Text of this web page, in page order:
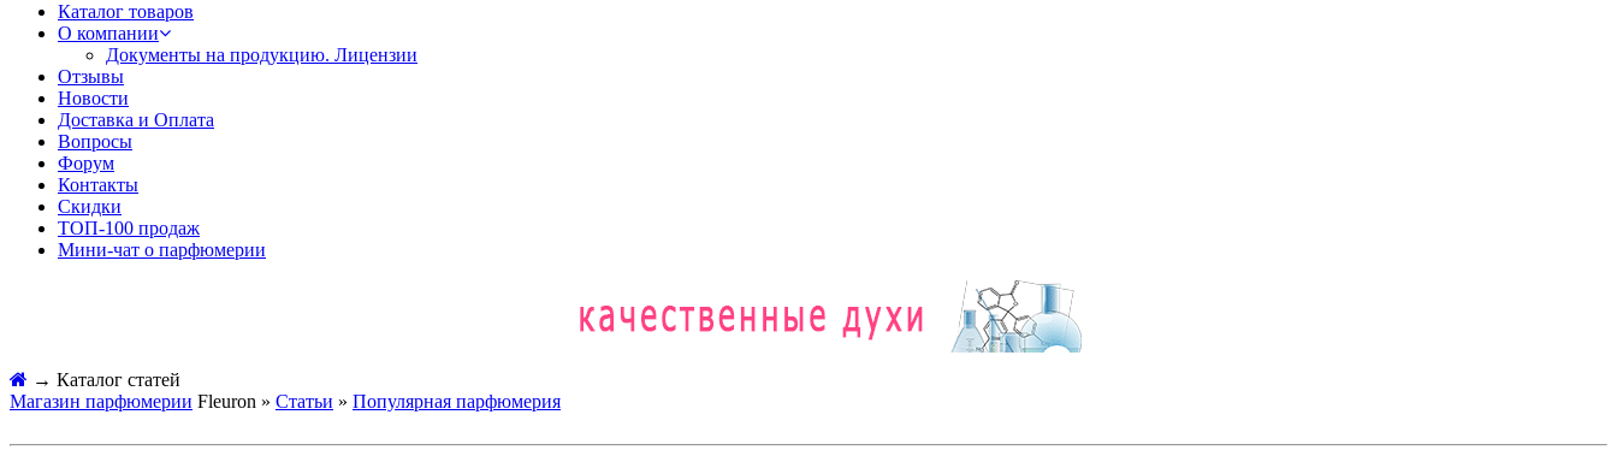
Каталог товаров
О компании
Документы на продукцию. Лицензии
Отзывы
Новости
Доставка и Оплата
Вопросы
Форум
Контакты
Скидки
ТОП-100 продаж
Мини-чат о парфюмерии
→ Каталог статей
Магазин парфюмерии Fleuron » Статьи » Популярная парфюмерия